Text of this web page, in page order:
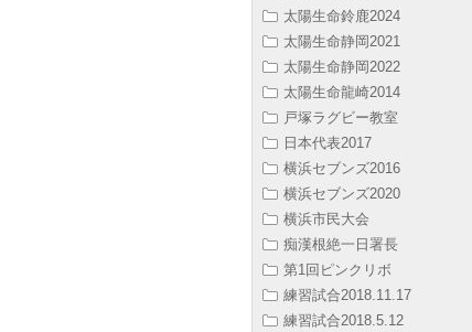
太陽生命鈴鹿2024
太陽生命静岡2021
太陽生命静岡2022
太陽生命龍崎2014
戸塚ラグビー教室
日本代表2017
横浜セブンズ2016
横浜セブンズ2020
横浜市民大会
痴漢根絶一日署長
第1回ピンクリボ
練習試合2018.11.17
練習試合2018.5.12